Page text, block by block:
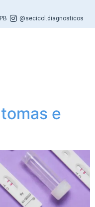
@secicol.diagnosticos
e